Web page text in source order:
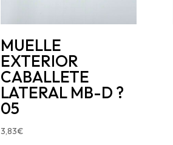
MUELLE
EXTERIOR
CABALLETE
LATERAL MB-D ?
05
3,83€